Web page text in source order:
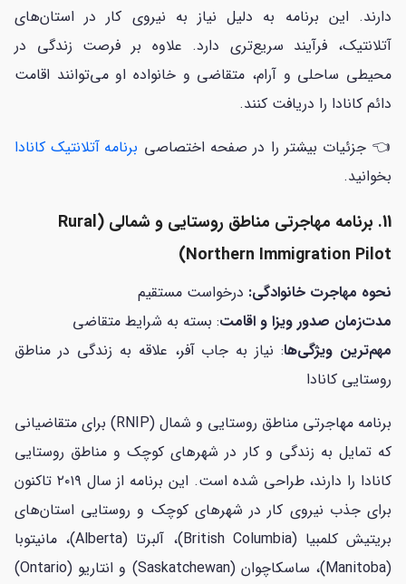
دارند. این برنامه به دلیل نیاز به نیروی کار در استان‌های
آتلانتیک، فرآیند سریع‌تری دارد. علاوه بر فرصت زندگی در
محیطی ساحلی و آرام، متقاضی و خانواده او می‌توانند اقامت
دائم کانادا را دریافت کنند.
👈 جزئیات بیشتر را در صفحه اختصاصی برنامه آتلانتیک کانادا
بخوانید.
11. برنامه مهاجرتی مناطق روستایی و شمالی (Rural
Northern Immigration Pilot)
نحوه مهاجرت خانوادگی: درخواست مستقیم
مدت‌زمان صدور ویزا و اقامت: بسته به شرایط متقاضی
مهم‌ترین ویژگی‌ها: نیاز به جاب آفر، علاقه به زندگی در مناطق
روستایی کانادا
برنامه مهاجرتی مناطق روستایی و شمال (RNIP) برای متقاضیانی
که تمایل به زندگی و کار در شهرهای کوچک و مناطق روستایی
کانادا را دارند، طراحی شده است. این برنامه از سال ۲۰۱۹ تاکنون
برای جذب نیروی کار در شهرهای کوچک و روستایی استان‌های
بریتیش کلمبیا (British Columbia)، آلبرتا (Alberta)، مانیتوبا
(Manitoba)، ساسکاچوان (Saskatchewan) و انتاریو (Ontario)